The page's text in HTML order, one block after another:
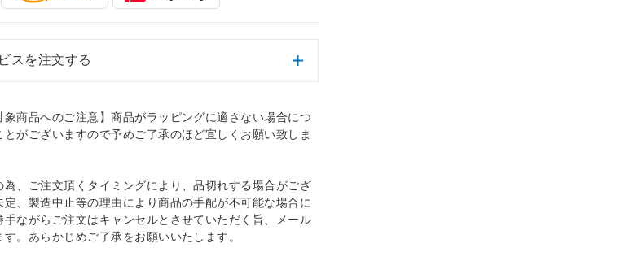
スを注文する
商品へのご注意】商品がラッピングに適さない場合につ
とがございますので予めご了承のほど宜しくお願い致しま
、ご注文頂くタイミングにより、品切れする場合がござ
定、製造中止等の理由により商品の手配が不可能な場合に
ながらご注文はキャンセルとさせていただく旨、メール
。あらかじめご了承をお願いいたします。